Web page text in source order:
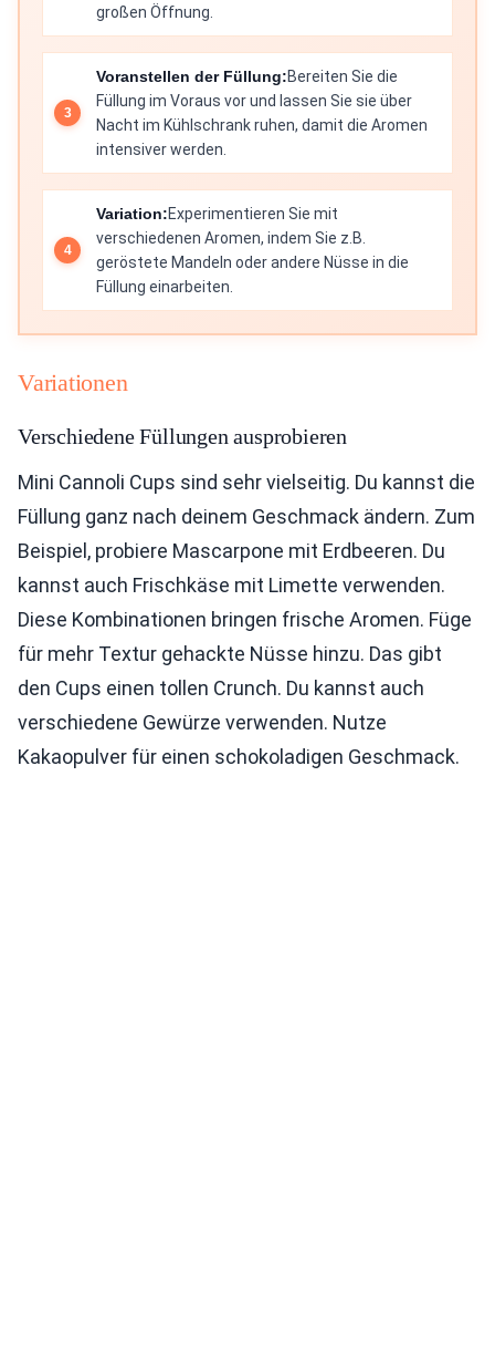
großen Öffnung.
Voranstellen der Füllung:Bereiten Sie die
Füllung im Voraus vor und lassen Sie sie über
Nacht im Kühlschrank ruhen, damit die Aromen
intensiver werden.
Variation:Experimentieren Sie mit
verschiedenen Aromen, indem Sie z.B.
geröstete Mandeln oder andere Nüsse in die
Füllung einarbeiten.
Variationen
Verschiedene Füllungen ausprobieren
Mini Cannoli Cups sind sehr vielseitig. Du kannst die
Füllung ganz nach deinem Geschmack ändern. Zum
Beispiel, probiere Mascarpone mit Erdbeeren. Du
kannst auch Frischkäse mit Limette verwenden.
Diese Kombinationen bringen frische Aromen. Füge
für mehr Textur gehackte Nüsse hinzu. Das gibt
den Cups einen tollen Crunch. Du kannst auch
verschiedene Gewürze verwenden. Nutze
Kakaopulver für einen schokoladigen Geschmack.